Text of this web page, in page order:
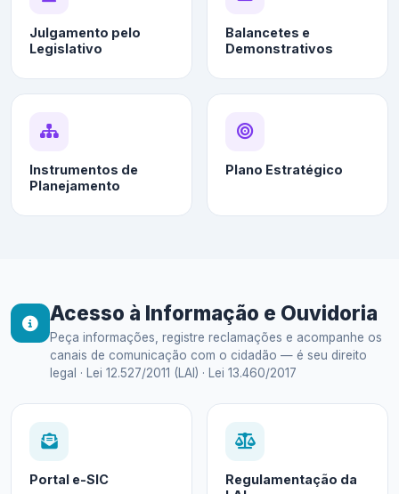
Julgamento pelo
Legislativo
Balancetes e
Demonstrativos
Instrumentos de
Planejamento
Plano Estratégico
Acesso à Informação e Ouvidoria
Peça informações, registre reclamações e acompanhe os
canais de comunicação com o cidadão — é seu direito
legal · Lei 12.527/2011 (LAI) · Lei 13.460/2017
Portal e-SIC
Regulamentação da